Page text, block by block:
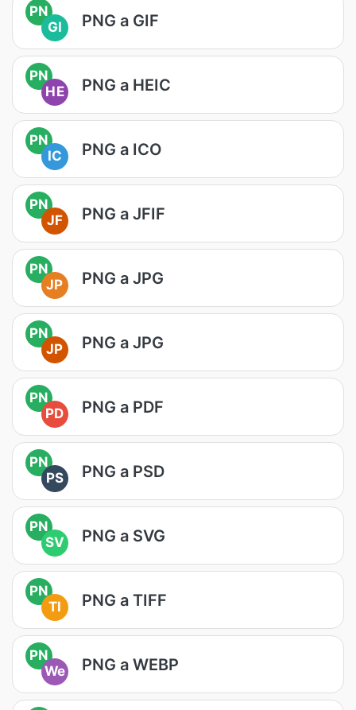
PN
GI
PNG a GIF
PN
HE
PNG a HEIC
PN
IC
PNG a ICO
PN
JF
PNG a JFIF
PN
JP
PNG a JPG
PN
JP
PNG a JPG
PN
PD
PNG a PDF
PN
PS
PNG a PSD
PN
SV
PNG a SVG
PN
TI
PNG a TIFF
PN
We
PNG a WEBP